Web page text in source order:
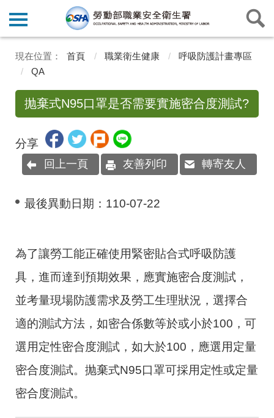
首頁 職業衛生健康
呼吸防護計畫專區
QA
抛棄式N95口罩是否需要實施密合度測試?
分享
回上一頁 友善列印 轉寄友人
最後異動日期： 110-07-22
為了讓勞工能正確使用緊密貼合式呼吸防護
具，進而達到預期效果，應實施密合度測試，
並考量現場防護需求及勞工生理狀況，選擇合
適的測試方法，如密合係數等於或小於100 ，可
選用定性密合度測試，如大於100 ，應選用定量
密合度測試。抛棄式N95口罩可採用定性或定量
密合度測試。